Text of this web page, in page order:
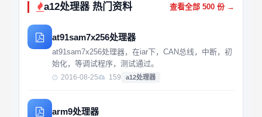
a12处理器 热门资料 查看全部 500 份 →
at91sam7x256处理器
at91sam7x256处理器，在iar下，CAN总线，中断，初
始化，等调试程序，测试通过。
2016-08-25 159 a12处理器
arm9处理器